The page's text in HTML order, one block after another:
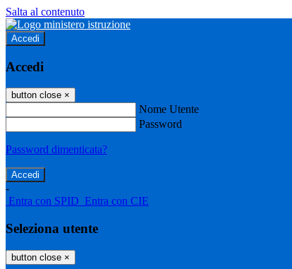
Salta al contenuto
Accedi
Accedi
button close ×
Nome Utente
Password
Password dimenticata?
-
Entra con SPID Entra con CIE
Seleziona utente
button close ×